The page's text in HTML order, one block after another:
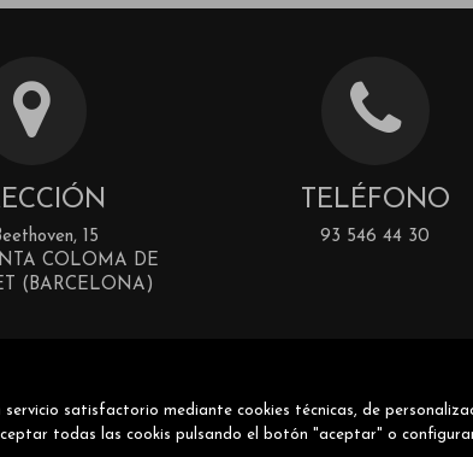
satisfactorio mediante cookies técnicas, de
todas las cookis pulsando el botón "aceptar" o
15
COLOMA DE
(BARCELONA)
TELÉFONO
93 546 44 30